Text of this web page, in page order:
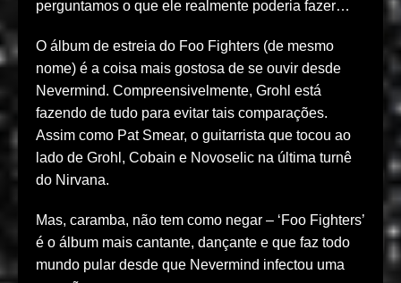
perguntamos o que ele realmente poderia fazer…
O álbum de estreia do Foo Fighters (de mesmo
nome) é a coisa mais gostosa de se ouvir desde
Nevermind. Compreensivelmente, Grohl está
fazendo de tudo para evitar tais comparações.
Assim como Pat Smear, o guitarrista que tocou ao
lado de Grohl, Cobain e Novoselic na última turnê
do Nirvana.
Mas, caramba, não tem como negar – ‘Foo Fighters’
é o álbum mais cantante, dançante e que faz todo
mundo pular desde que Nevermind infectou uma